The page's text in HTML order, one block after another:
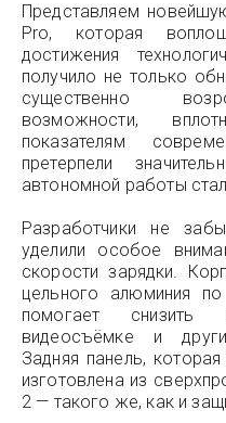
Представляем
Pro, которая
достижения
получило не только
существенно
возможности,
показателям
претерпели
автономной работы
Разработчики не
уделили особое
скорости зарядки.
цельного алюминия
помогает снизить
видеосъёмке и
Задняя панель,
изготовлена из
2 — такого же, как и